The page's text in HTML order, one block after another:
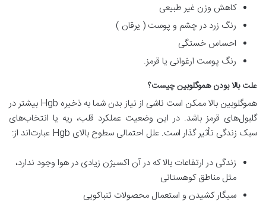
کاهش وزن غیر طبیعی
رنگ زرد در چشم و پوست ( یرقان )
احساس خستگی
رنگ پوست ارغوانی یا قرمز.
علت بالا بودن هموگلوبین چیست؟
هموگلوبین بالا ممکن است ناشی از نیاز بدن شما به ذخیره Hgb بیشتر در
گلبول‌های قرمز باشد. در این وضعیت عملکرد قلب، ریه یا انتخاب‌های
سبک زندگی تأثیر گذار است. علل احتمالی سطوح بالای Hgb عبارت‌اند از:
زندگی در ارتفاعات بالا که در آن اکسیژن زیادی در هوا وجود ندارد،
مثل مناطق کوهستانی
سیگار کشیدن و استعمال محصولات تنباکویی